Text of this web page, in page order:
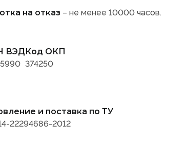
на отказ – не менее 10000 часов.
ВЭД Код ОКП
374250
и поставка по ТУ
22294686-2012